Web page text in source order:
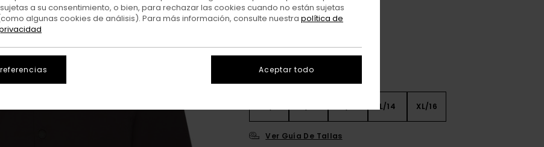
ColorOff Black
L/14 XL/16
Ver Guía De Tallas
a su consentimiento, o bien, para rechazar las cookies cuando no están sujetas
algunas cookies de análisis). Para más información, consulte nuestra política de
Aceptar todo